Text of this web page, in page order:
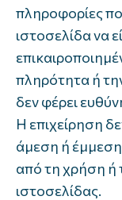
πληροφορίες
ιστοσελίδα να
πληρότητα ή
δεν φέρει
Η επιχείρηση
άμεση ή έμμεση
από τη χρήση ή
ιστοσελίδας.